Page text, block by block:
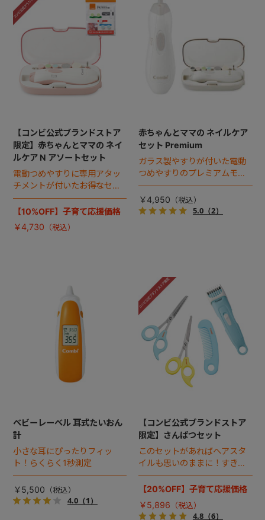
【コンビ公式ブランドストア
限定】赤ちゃんとママの ネイ
ルケア N アソートセット
電動つめやすりに専用アタッ
チメントが付いたお得なセッ
ト。
【10%OFF】子育て応援価格
￥4,730
赤ちゃんとママの ネイルケア
セット Premium
ガラス製やすりが付いた電動
つめやすりのプレミアムモデ
ルが新登場。
￥4,950
5.0（2）
ベビーレーベル 耳式たいおん
計
小さな耳にぴったりフィッ
ト！らくらく1秒測定
￥5,500
4.0（1）
【コンビ公式ブランドストア
限定】さんぱつセット
このセットがあればヘアスタ
イルも思いのままに！すきバ
サミ、さんぱつバサミ＆ク
シ、はじめてのバリカンのお
【20%OFF】子育て応援価格
￥5,896
4.8（6）